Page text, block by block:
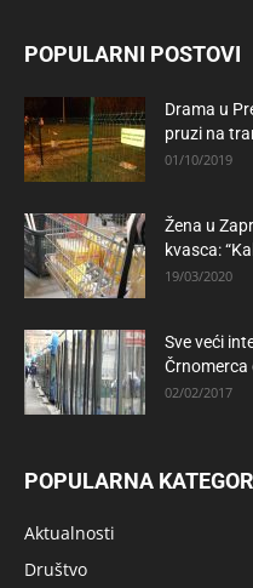
POPULARNI POSTOVI
Drama u
pruzi na
01/10/2019
Žena u
kvasca:
19/03/2020
Sve veći
Črnomerca
02/02/2017
POPULARNA
Aktualnosti
Društvo